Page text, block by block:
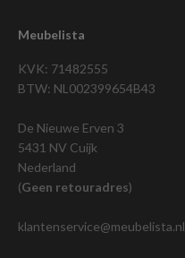
Meubelista
KVK: 71482555
BTW: NL002399654B43
De Nieuwe Erven 3
5431 NV Cuijk
Nederland
(Geen retouradres)
klantenservice@meubelista.nl